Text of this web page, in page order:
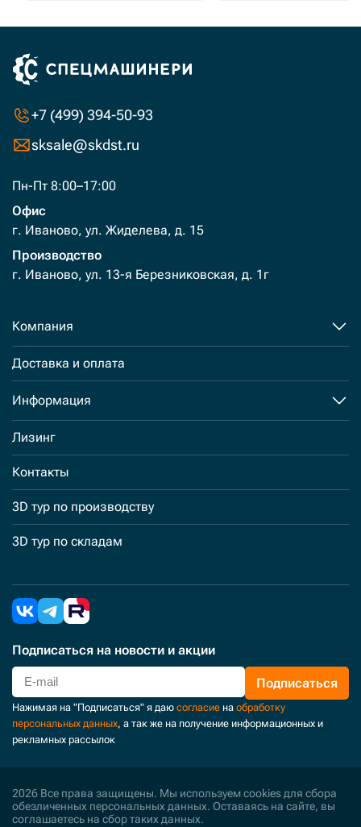
+7 (499) 394-50-93
sksale@skdst.ru
Пн-Пт 8:00–17:00
Офис
г. Иваново, ул. Жиделева, д. 15
Производство
г. Иваново, ул. 13-я Березниковская, д. 1г
Компания
Доставка и оплата
Информация
Лизинг
Контакты
3D тур по производству
3D тур по складам
Подписаться на новости и акции
Подписаться
Нажимая на "Подписаться" я даю согласие на обработку
персональных данных, а так же на получение информационных и
рекламных рассылок
2026 Все права защищены. Мы используем cookies для сбора
обезличенных персональных данных. Оставаясь на сайте, вы
соглашаетесь на сбор таких данных.